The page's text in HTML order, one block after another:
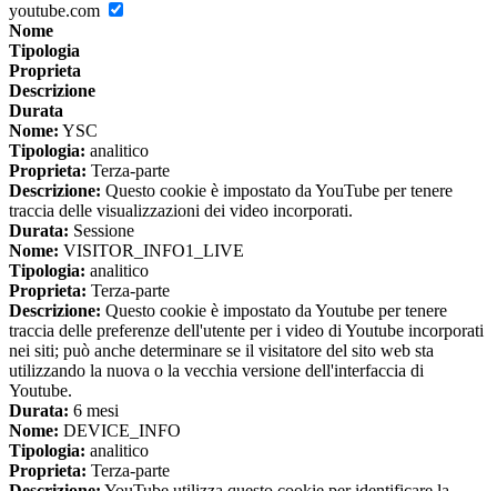
youtube.com
Nome
Tipologia
Proprieta
Descrizione
Durata
Nome: YSC
Tipologia: analitico
Proprieta: Terza-parte
Descrizione: Questo cookie è impostato da YouTube per tenere
traccia delle visualizzazioni dei video incorporati.
Durata: Sessione
Nome: VISITOR_INFO1_LIVE
Tipologia: analitico
Proprieta: Terza-parte
Descrizione: Questo cookie è impostato da Youtube per tenere
traccia delle preferenze dell'utente per i video di Youtube incorporati
nei siti; può anche determinare se il visitatore del sito web sta
utilizzando la nuova o la vecchia versione dell'interfaccia di
Youtube.
Durata: 6 mesi
Nome: DEVICE_INFO
Tipologia: analitico
Proprieta: Terza-parte